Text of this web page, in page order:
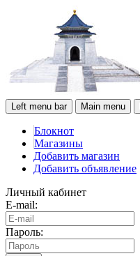
Left menu bar Main menu
Блокнот
Магазины
Добавить магазин
Добавить объявление
Личный кабинет
E-mail:
Пароль: